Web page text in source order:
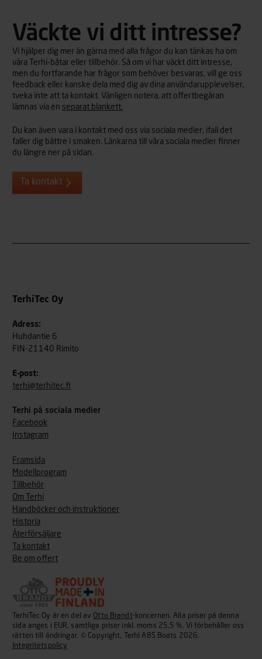
Väckte vi ditt intresse?
Vi hjälper dig mer än gärna med alla frågor du kan tänkas ha om
våra Terhi-båtar eller tillbehör. Så om vi har väckt ditt intresse,
men du fortfarande har frågor som behöver besvaras, vill ge oss
feedback eller kanske dela med dig av dina användarupplevelser,
tveka inte att ta kontakt. Vänligen notera, att offertbegäran
lämnas via en separat blankett.
Du kan även vara i kontakt med oss via sociala medier, ifall det
faller dig bättre i smaken. Länkarna till våra sociala medier finner
du längre ner på sidan.
Ta kontakt
TerhiTec Oy
Adress:
Huhdantie 6
FIN-21140 Rimito
E-post:
terhi@terhitec.fi
Terhi på sociala medier
Facebook
Instagram
Framsida
Modellprogram
Tillbehör
Om Terhi
Handböcker och instruktioner
Historia
Återförsäljare
Ta kontakt
Be om offert
TerhiTec Oy är en del av Otto Brandt-koncernen. Alla priser på denna
sida anges i EUR, samtliga priser inkl. moms 25,5 %. Vi förbehåller oss
rätten till ändringar. © Copyright, Terhi ABS Boats 2026.
Integritetspolicy